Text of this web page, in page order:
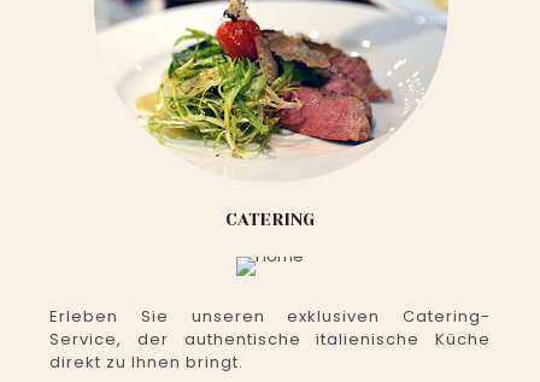
CATERING
Erleben Sie unseren exklusiven Catering-
Service, der authentische italienische Küche
direkt zu Ihnen bringt.